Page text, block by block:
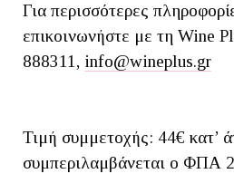
Για περισσότερες
επικοινωνήστε με τη Wine
888311, info@wineplus.gr
Τιμή συμμετοχής: 44€ κατ’
συμπεριλαμβάνεται ο ΦΠΑ